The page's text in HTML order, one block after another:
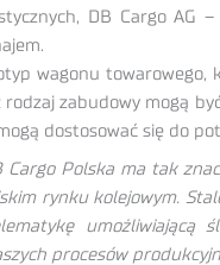
DB Cargo AG
wagonu towarowego,
rodzaj zabudowy mogą
dostosować się do
Cargo Polska ma tak
rynku kolejowym.
umożliwiającą
procesów